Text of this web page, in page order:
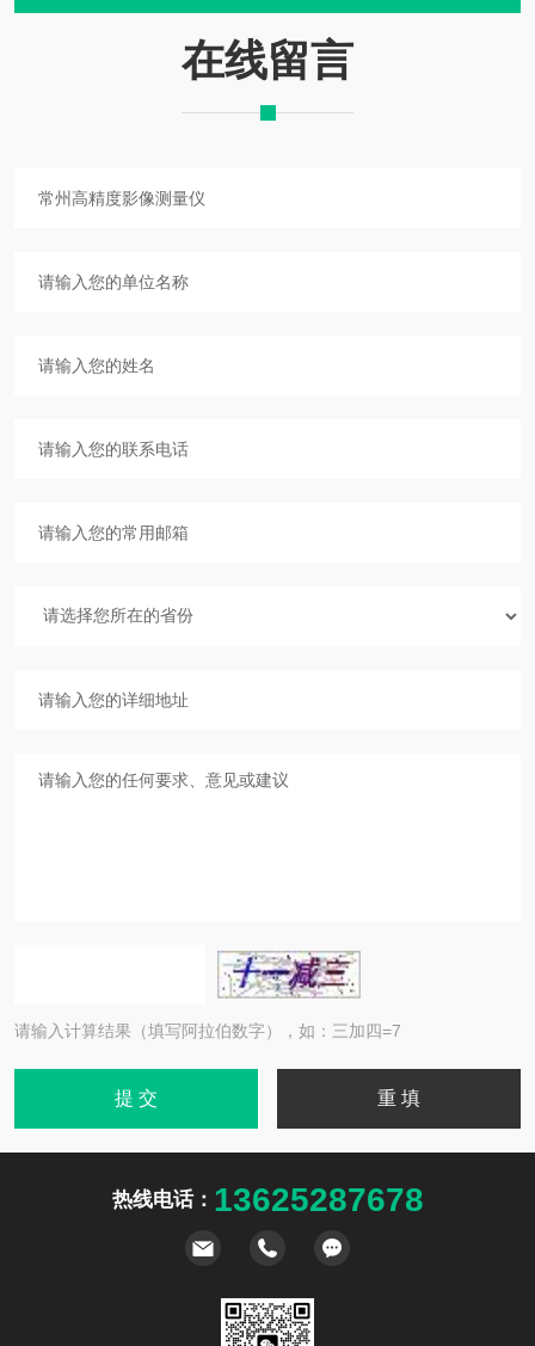
在线留言
请输入计算结果（填写阿拉伯数字），如：三加四=7
热线电话： 13625287678